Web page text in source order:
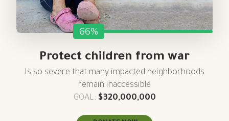
66%
Protect children from war
Is so severe that many impacted neighborhoods
remain inaccessible
GOAL: $320,000,000